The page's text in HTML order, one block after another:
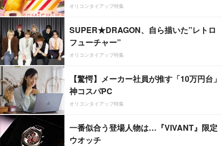
オリコンタイアップ特集
SUPER★DRAGON、自ら描いた”レトロ
フューチャー”
オリコンタイアップ特集
【驚愕】メーカー社員が推す「10万円台」
神コスパPC
オリコンタイアップ特集
一番似合う登場人物は…『VIVANT』限定
ウオッチ